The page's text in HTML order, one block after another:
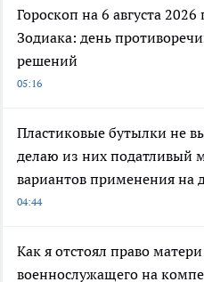
Гороскоп на 6 августа 2026
Зодиака: день
решений
05:16
Пластиковые бутылки не
делаю из них податливый
вариантов применения на
04:44
Как я отстоял право
военнослужащего на